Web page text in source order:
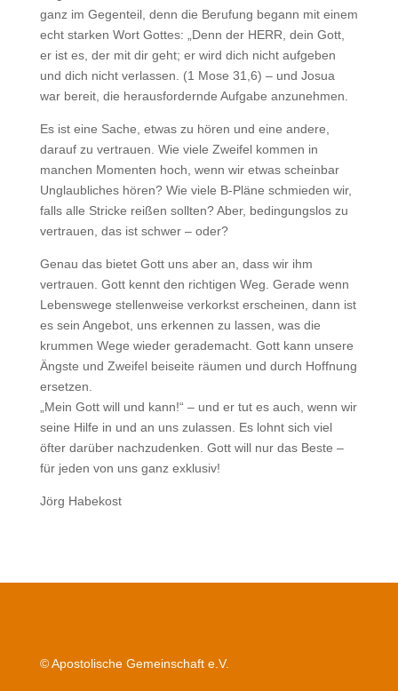
ganz im Gegenteil, denn die Berufung begann mit einem
echt starken Wort Gottes: „Denn der HERR, dein Gott,
er ist es, der mit dir geht; er wird dich nicht aufgeben
und dich nicht verlassen. (1 Mose 31,6) – und Josua
war bereit, die herausfordernde Aufgabe anzunehmen.
Es ist eine Sache, etwas zu hören und eine andere,
darauf zu vertrauen. Wie viele Zweifel kommen in
manchen Momenten hoch, wenn wir etwas scheinbar
Unglaubliches hören? Wie viele B-Pläne schmieden wir,
falls alle Stricke reißen sollten? Aber, bedingungslos zu
vertrauen, das ist schwer – oder?
Genau das bietet Gott uns aber an, dass wir ihm
vertrauen. Gott kennt den richtigen Weg. Gerade wenn
Lebenswege stellenweise verkorkst erscheinen, dann ist
es sein Angebot, uns erkennen zu lassen, was die
krummen Wege wieder gerademacht. Gott kann unsere
Ängste und Zweifel beiseite räumen und durch Hoffnung
ersetzen.
„Mein Gott will und kann!“ – und er tut es auch, wenn wir
seine Hilfe in und an uns zulassen. Es lohnt sich viel
öfter darüber nachzudenken. Gott will nur das Beste –
für jeden von uns ganz exklusiv!
Jörg Habekost
© Apostolische Gemeinschaft e.V.